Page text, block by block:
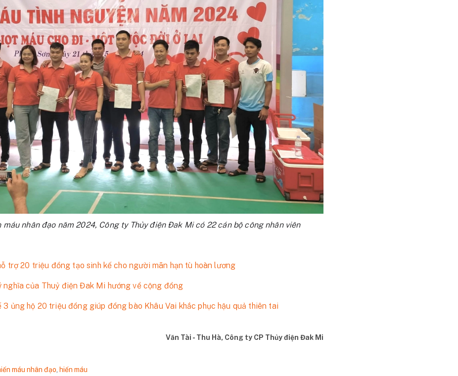
máu nhân đạo năm 2024, Công ty Thủy điện Đak Mi có 22 cán bộ công nhân viên
trợ 20 triệu đồng tạo sinh kế cho người mãn hạn tù hoàn lương
nghĩa của Thuỷ điện Đak Mi hướng về cộng đồng
3 ủng hộ 20 triệu đồng giúp đồng bào Khâu Vai khắc phục hậu quả thiên tai
Văn Tài - Thu Hà, Công ty CP Thủy điện Đak Mi
máu nhân đạo hiến máu